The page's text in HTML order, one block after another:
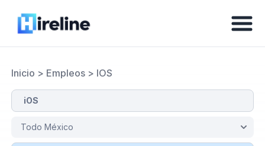
Inicio > Empleos> IOS